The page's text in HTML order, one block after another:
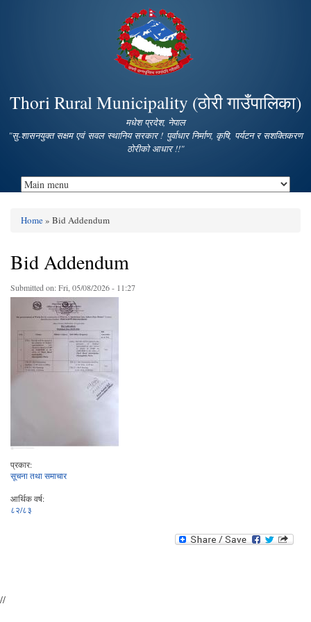
main
content
Thori Rural Municipality (ठोरी गाउँपालिका)
मधेश प्रदेश, नेपाल
"सु-शासनयुक्त सक्षम एवं सवल स्थानिय सरकार ! पुर्वाधार निर्माण, कृषि, पर्यटन र सशक्तिकरण
ठोरीको आधार !!"
Home» Bid Addendum
Bid Addendum
Submitted on:Fri, 05/08/2026 - 11:27
प्रकार:
सूचना तथा समाचार
आर्थिक वर्ष:
८२/८३
//